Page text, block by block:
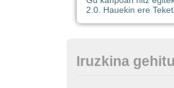
2.0. Hauekin ere
Iruzkina gehitu